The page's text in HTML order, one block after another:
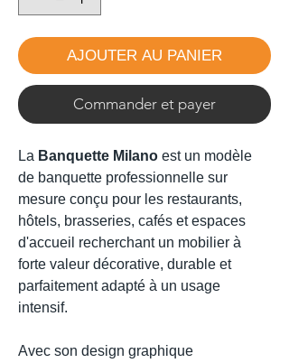
AJOUTER AU PANIER
Commander et payer
La Banquette Milano est un modèle
de banquette professionnelle sur
mesure conçu pour les restaurants,
hôtels, brasseries, cafés et espaces
d'accueil recherchant un mobilier à
forte valeur décorative, durable et
parfaitement adapté à un usage
intensif.
Avec son design graphique